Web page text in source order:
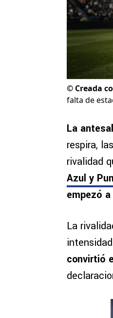
© Creada
falta de
La
respira,
rivalidad
Azul y
empezó
La
convirtió